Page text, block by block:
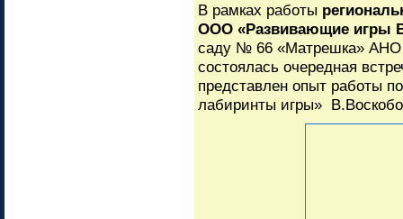
В рамках работы
ООО «Развивающие игры
саду № 66 «Матрешка» АНО
состоялась очередная
представлен опыт работы
лабиринты игры»